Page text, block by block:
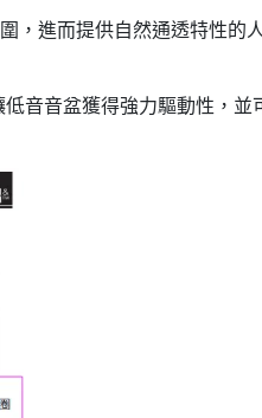
，進而提供自然通透特性的
音音盆獲得強力驅動性，並